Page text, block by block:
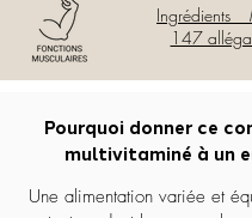
Ingrédients
147
Pourquoi donner ce
multivitaminé à un
Une alimentation variée et